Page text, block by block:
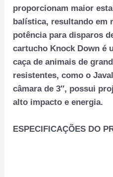
proporcionam maior
balística, resultando em
potência para disparos
cartucho Knock Down é
caça de animais de
resistentes, como o
câmara de 3″, possui
alto impacto e energia.
ESPECIFICAÇÕES DO